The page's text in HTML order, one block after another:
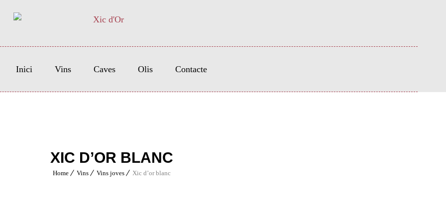
Inici Vins Caves Olis Contacte
XIC D’OR BLANC
Home Vins Vins joves Xic d’or blanc